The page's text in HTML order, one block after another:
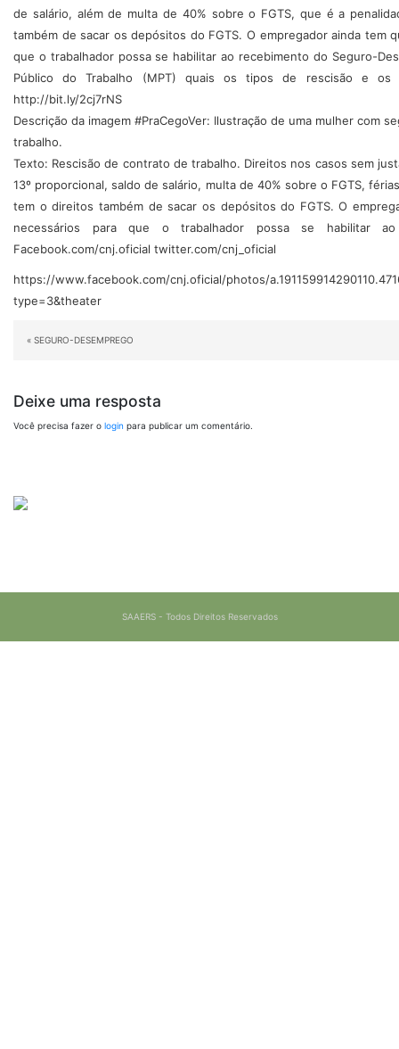
de salário, além de multa de 40% sobre o FGTS, que é a
também de sacar os depósitos do FGTS. O empregador ainda tem
que o trabalhador possa se habilitar ao recebimento do Seguro-
Público do Trabalho (MPT) quais os tipos de rescisão e os
http://bit.ly/2cj7rNS
Descrição da imagem #PraCegoVer: Ilustração de uma mulher com
trabalho.
Texto: Rescisão de contrato de trabalho. Direitos nos casos sem
13º proporcional, saldo de salário, multa de 40% sobre o FGTS,
tem o direitos também de sacar os depósitos do FGTS. O
necessários para que o trabalhador possa se habilitar ao
Facebook.com/cnj.oficial twitter.com/cnj_oficial
https://www.facebook.com/cnj.oficial/photos/
type=3&theater
« SEGURO-DESEMPREGO
Deixe uma resposta
Você precisa fazer o login para publicar um comentário.
SAAERS - Todos Direitos Reservados